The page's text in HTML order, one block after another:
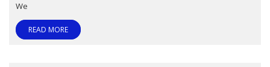
We
READ MORE